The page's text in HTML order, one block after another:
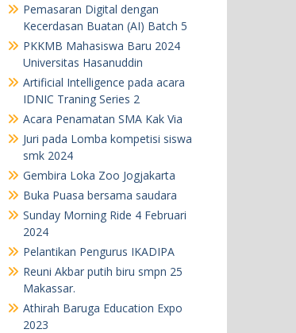
Pemasaran Digital dengan
Kecerdasan Buatan (AI) Batch 5
PKKMB Mahasiswa Baru 2024
Universitas Hasanuddin
Artificial Intelligence pada acara
IDNIC Traning Series 2
Acara Penamatan SMA Kak Via
Juri pada Lomba kompetisi siswa
smk 2024
Gembira Loka Zoo Jogjakarta
Buka Puasa bersama saudara
Sunday Morning Ride 4 Februari
2024
Pelantikan Pengurus IKADIPA
Reuni Akbar putih biru smpn 25
Makassar.
Athirah Baruga Education Expo
2023